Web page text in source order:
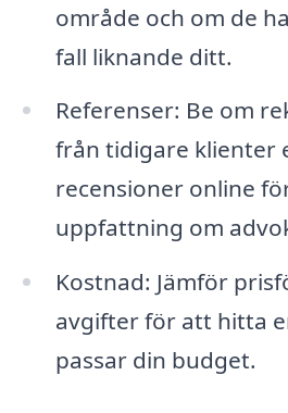
område och om de
fall liknande ditt.
Referenser: Be om
från tidigare klienter
recensioner online
uppfattning om
Kostnad: Jämför
avgifter för att hitta
passar din budget.